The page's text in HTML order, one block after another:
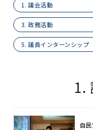
1. 議会活動
3. 政務活動
5. 議員インターンシップ
1.
自